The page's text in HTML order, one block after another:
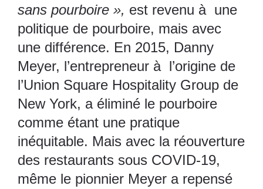
sans pourboire », est revenu à une
politique de pourboire, mais avec
une différence. En 2015, Danny
Meyer, l’entrepreneur à l’origine de
l’Union Square Hospitality Group de
New York, a éliminé le pourboire
comme étant une pratique
inéquitable. Mais avec la réouverture
des restaurants sous COVID-19,
même le pionnier Meyer a repensé